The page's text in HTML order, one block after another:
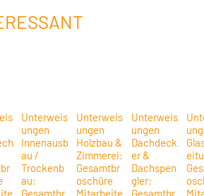
Unterweis
ungen
Innenausb
au /
Trockenb
au:
Gesamtbr
Unterweis
ungen
Holzbau &
Zimmerei:
Gesamtbr
oschüre
Mitarbeite
Unterweis
ungen
Dachdeck
er &
Dachspen
gler:
Gesamtbr